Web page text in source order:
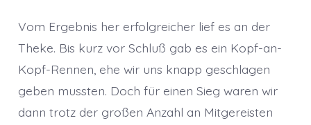
Vom Ergebnis her erfolgreicher lief es an der
Theke. Bis kurz vor Schluß gab es ein Kopf-an-
Kopf-Rennen, ehe wir uns knapp geschlagen
geben mussten. Doch für einen Sieg waren wir
dann trotz der großen Anzahl an Mitgereisten